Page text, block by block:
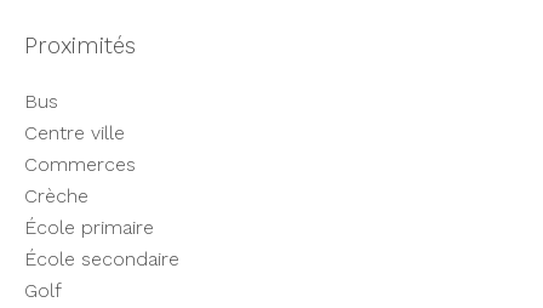
Proximités
Bus
Centre ville
Commerces
Crèche
École primaire
École secondaire
Golf